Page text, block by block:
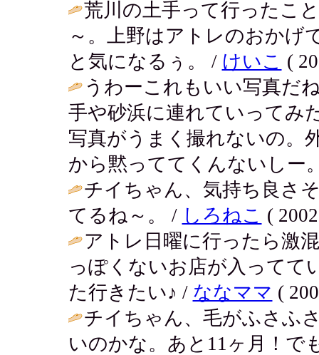
荒川の土手って行ったこ
～。上野はアトレのおかげ
と気になるぅ。 / けいこ (
うわーこれもいい写真だ
手や砂浜に連れていってみ
写真がうまく撮れないの。
から黙っててくんないしー
チイちゃん、気持ち良さ
てるね～。 / しろねこ (
アトレ日曜に行ったら激
っぽくないお店が入ってて
た行きたい♪ / ななママ (
チイちゃん、毛がふさふ
いのかな。あと11ヶ月！